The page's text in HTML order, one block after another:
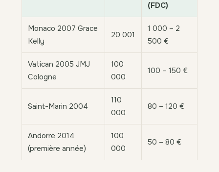
(FDC)
Monaco 2007 Grace
Kelly
20 001
1 000 – 2
500 €
Vatican 2005 JMJ
Cologne
100
000
100 – 150 €
Saint-Marin 2004
110
000
80 – 120 €
Andorre 2014
(première année)
100
000
50 – 80 €